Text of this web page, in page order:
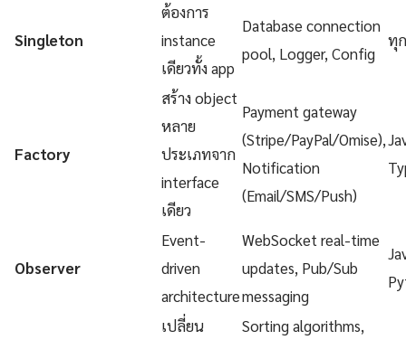
Singleton
ต้องการ
instance
เดียวทั้ง app
Database connection
pool, Logger, Config
ทุ
Factory
สร้าง object
หลาย
ประเภทจาก
interface
เดียว
Payment gateway
(Stripe/PayPal/Omise),
Notification
(Email/SMS/Push)
Observer
Event-
driven
architecture
WebSocket real-time
updates, Pub/Sub
messaging
เปลี่ยน
Sorting algorithms,